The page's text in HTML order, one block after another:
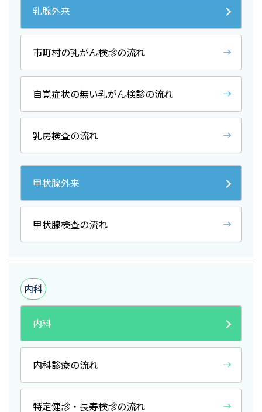
乳腺外来
市町村の乳がん検診の流れ
自覚症状の無い乳がん検診の流れ
乳房検査の流れ
甲状腺外来
甲状腺検査の流れ
内科
内科
内科診療の流れ
特定健診・長寿検診の流れ